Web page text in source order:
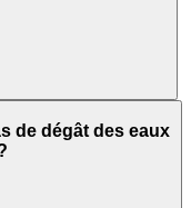
de dégât des eaux